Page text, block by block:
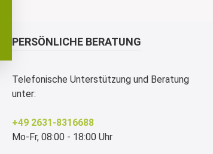
PERSÖNLICHE BERATUNG
Telefonische Unterstützung und Beratung
unter:
+49 2631-8316688
Mo-Fr, 08:00 - 18:00 Uhr